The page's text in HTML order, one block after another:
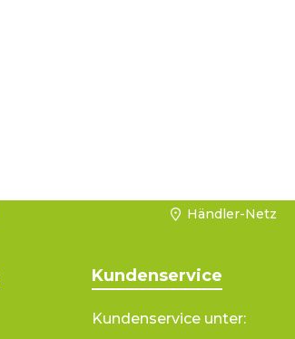
Händler-Netz
Kundenservice
Kundenservice unter: